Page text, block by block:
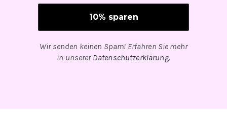
Wir senden keinen Spam! Erfahren Sie mehr
in unserer Datenschutzerklärung.